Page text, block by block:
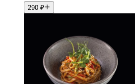
290 ₽